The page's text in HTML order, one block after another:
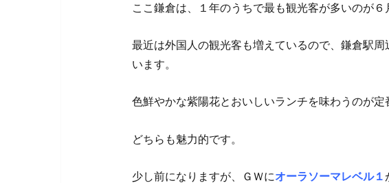
ここ鎌倉は、１年のうちで最も観光客が多いのが６
最近は外国人の観光客も増えているので、鎌倉駅
います。
色鮮やかな紫陽花とおいしいランチを味わうのが定
どちらも魅力的です。
少し前になりますが、ＧＷにオーラソーマレベル１